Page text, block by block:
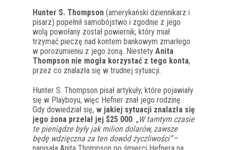
Hunter S. Thompson (amerykański dziennikarz i
pisarz) popełnił samobójstwo i zgodnie z jego
wolą powołany został powiernik, który miał
trzymać pieczę nad kontem bankowym zmarłego
w porozumieniu z jego żoną. Niestety Anita
Thompson nie mogła korzystać z tego konta,
przez co znalazła się w trudnej sytuacji.
Hunter S. Thompson pisał artykuły, które pojawiały
się w Playboyu, więc Hefner znał jego rodzinę.
Gdy dowiedział się, w jakiej sytuacji znalazła się
jego żona przelał jej $25 000. „W tamtym czasie
te pieniądze były jak milion dolarów, zawsze
będę wdzięczna za ten dowód życzliwości”–